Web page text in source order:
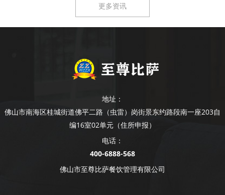
更多资讯
地址：
佛山市南海区桂城街道佛平二路（虫雷）岗街景东约路段南一座203自
编16室02单元（住所申报）
电话：
400-6888-568
佛山市至尊比萨餐饮管理有限公司